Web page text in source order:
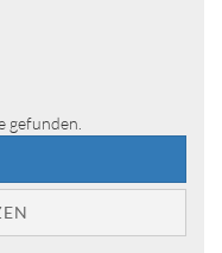
gefunden.